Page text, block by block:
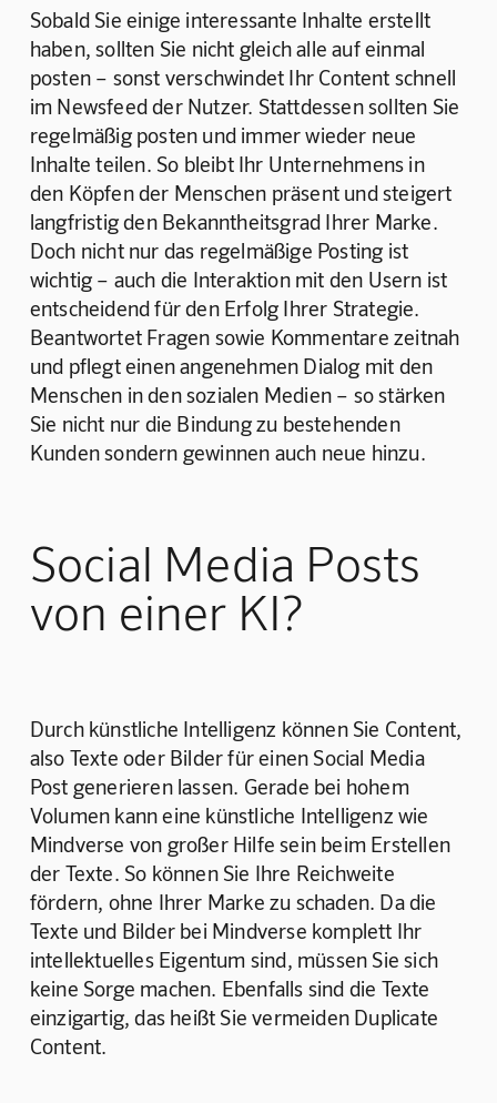
Sobald Sie einige interessante Inhalte erstellt
haben, sollten Sie nicht gleich alle auf einmal
posten – sonst verschwindet Ihr Content schnell
im Newsfeed der Nutzer. Stattdessen sollten Sie
regelmäßig posten und immer wieder neue
Inhalte teilen. So bleibt Ihr Unternehmens in
den Köpfen der Menschen präsent und steigert
langfristig den Bekanntheitsgrad Ihrer Marke.
Doch nicht nur das regelmäßige Posting ist
wichtig – auch die Interaktion mit den Usern ist
entscheidend für den Erfolg Ihrer Strategie.
Beantwortet Fragen sowie Kommentare zeitnah
und pflegt einen angenehmen Dialog mit den
Menschen in den sozialen Medien – so stärken
Sie nicht nur die Bindung zu bestehenden
Kunden sondern gewinnen auch neue hinzu.
Social Media Posts
von einer KI?
Durch künstliche Intelligenz können Sie Content,
also Texte oder Bilder für einen Social Media
Post generieren lassen. Gerade bei hohem
Volumen kann eine künstliche Intelligenz wie
Mindverse von großer Hilfe sein beim Erstellen
der Texte. So können Sie Ihre Reichweite
fördern, ohne Ihrer Marke zu schaden. Da die
Texte und Bilder bei Mindverse komplett Ihr
intellektuelles Eigentum sind, müssen Sie sich
keine Sorge machen. Ebenfalls sind die Texte
einzigartig, das heißt Sie vermeiden Duplicate
Content.‍